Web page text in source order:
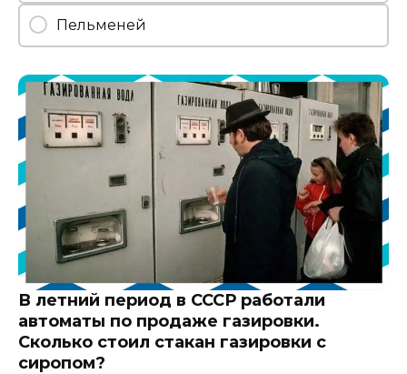
Пельменей
В летний период в СССР работали
автоматы по продаже газировки.
Сколько стоил стакан газировки с
сиропом?